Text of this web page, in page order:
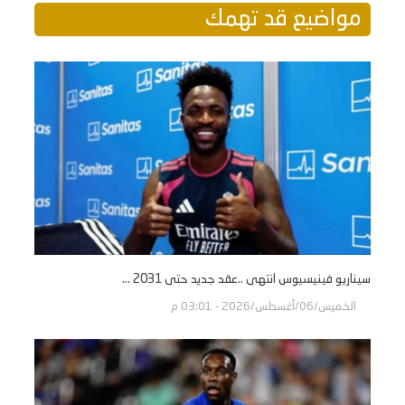
مواضيع قد تهمك
سيناريو فينيسيوس انتهى ..عقد جديد حتى 2031 ...
الخميس/06/أغسطس/2026 - 03:01 م